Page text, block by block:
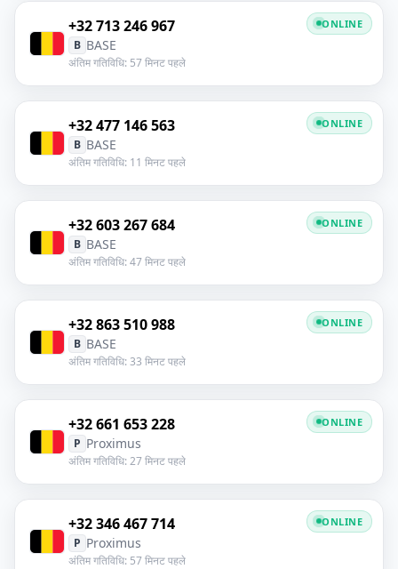
+32 713 246 967
B BASE
अंतिम गतिविधि: 57 मिनट पहले
ONLINE
+32 477 146 563
B BASE
अंतिम गतिविधि: 11 मिनट पहले
ONLINE
+32 603 267 684
B BASE
अंतिम गतिविधि: 47 मिनट पहले
ONLINE
+32 863 510 988
B BASE
अंतिम गतिविधि: 33 मिनट पहले
ONLINE
+32 661 653 228
P Proximus
अंतिम गतिविधि: 27 मिनट पहले
ONLINE
+32 346 467 714
P Proximus
अंतिम गतिविधि: 57 मिनट पहले
ONLINE